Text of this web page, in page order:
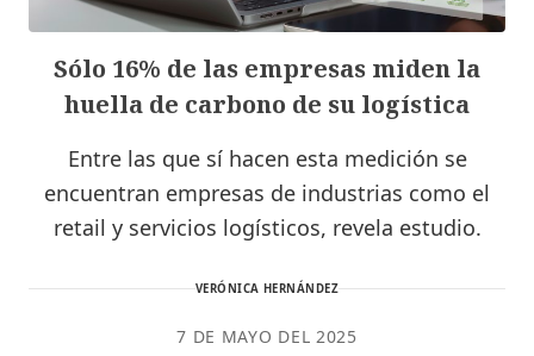
Sólo 16% de las empresas miden la
huella de carbono de su logística
Entre las que sí hacen esta medición se
encuentran empresas de industrias como el
retail y servicios logísticos, revela estudio.
VERÓNICA HERNÁNDEZ
7 DE MAYO DEL 2025